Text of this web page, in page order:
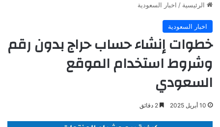
الرئيسية / اخبار السعودية
اخبار السعودية
خطوات إنشاء حساب حراج بدون رقم
وشروط استخدام الموقع
السعودي
10 أبريل 2025